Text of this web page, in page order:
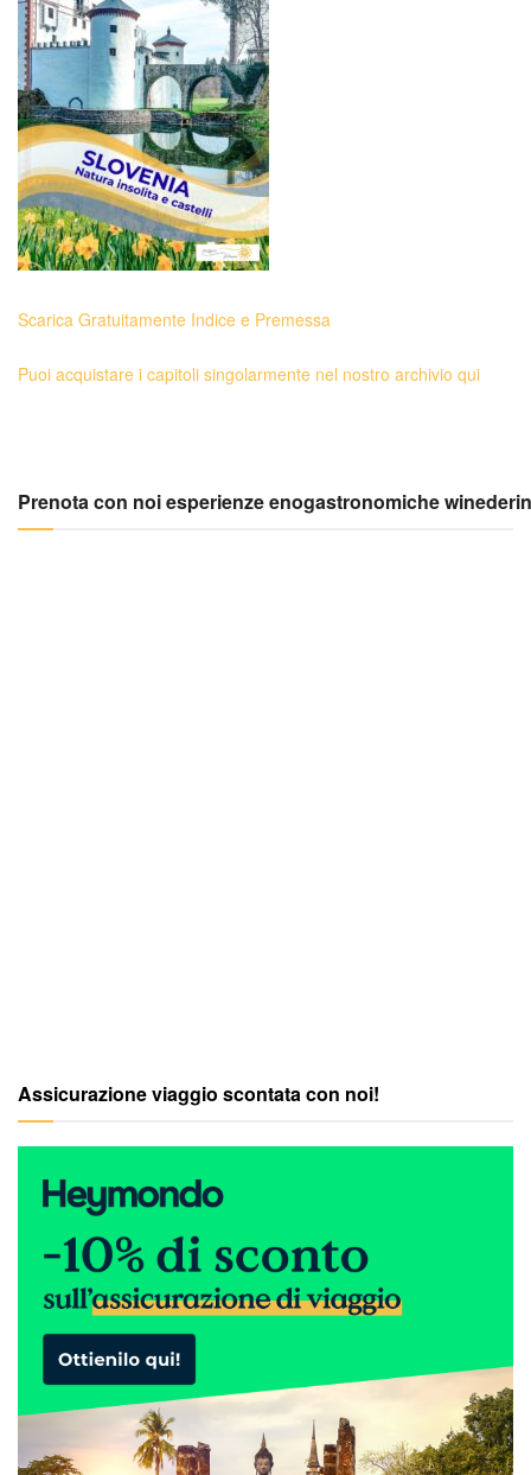
Scarica Gratuitamente Indice e Premessa
Puoi acquistare i capitoli singolarmente nel nostro archivio qui
Prenota con noi esperienze enogastronomiche
Assicurazione viaggio scontata con noi!